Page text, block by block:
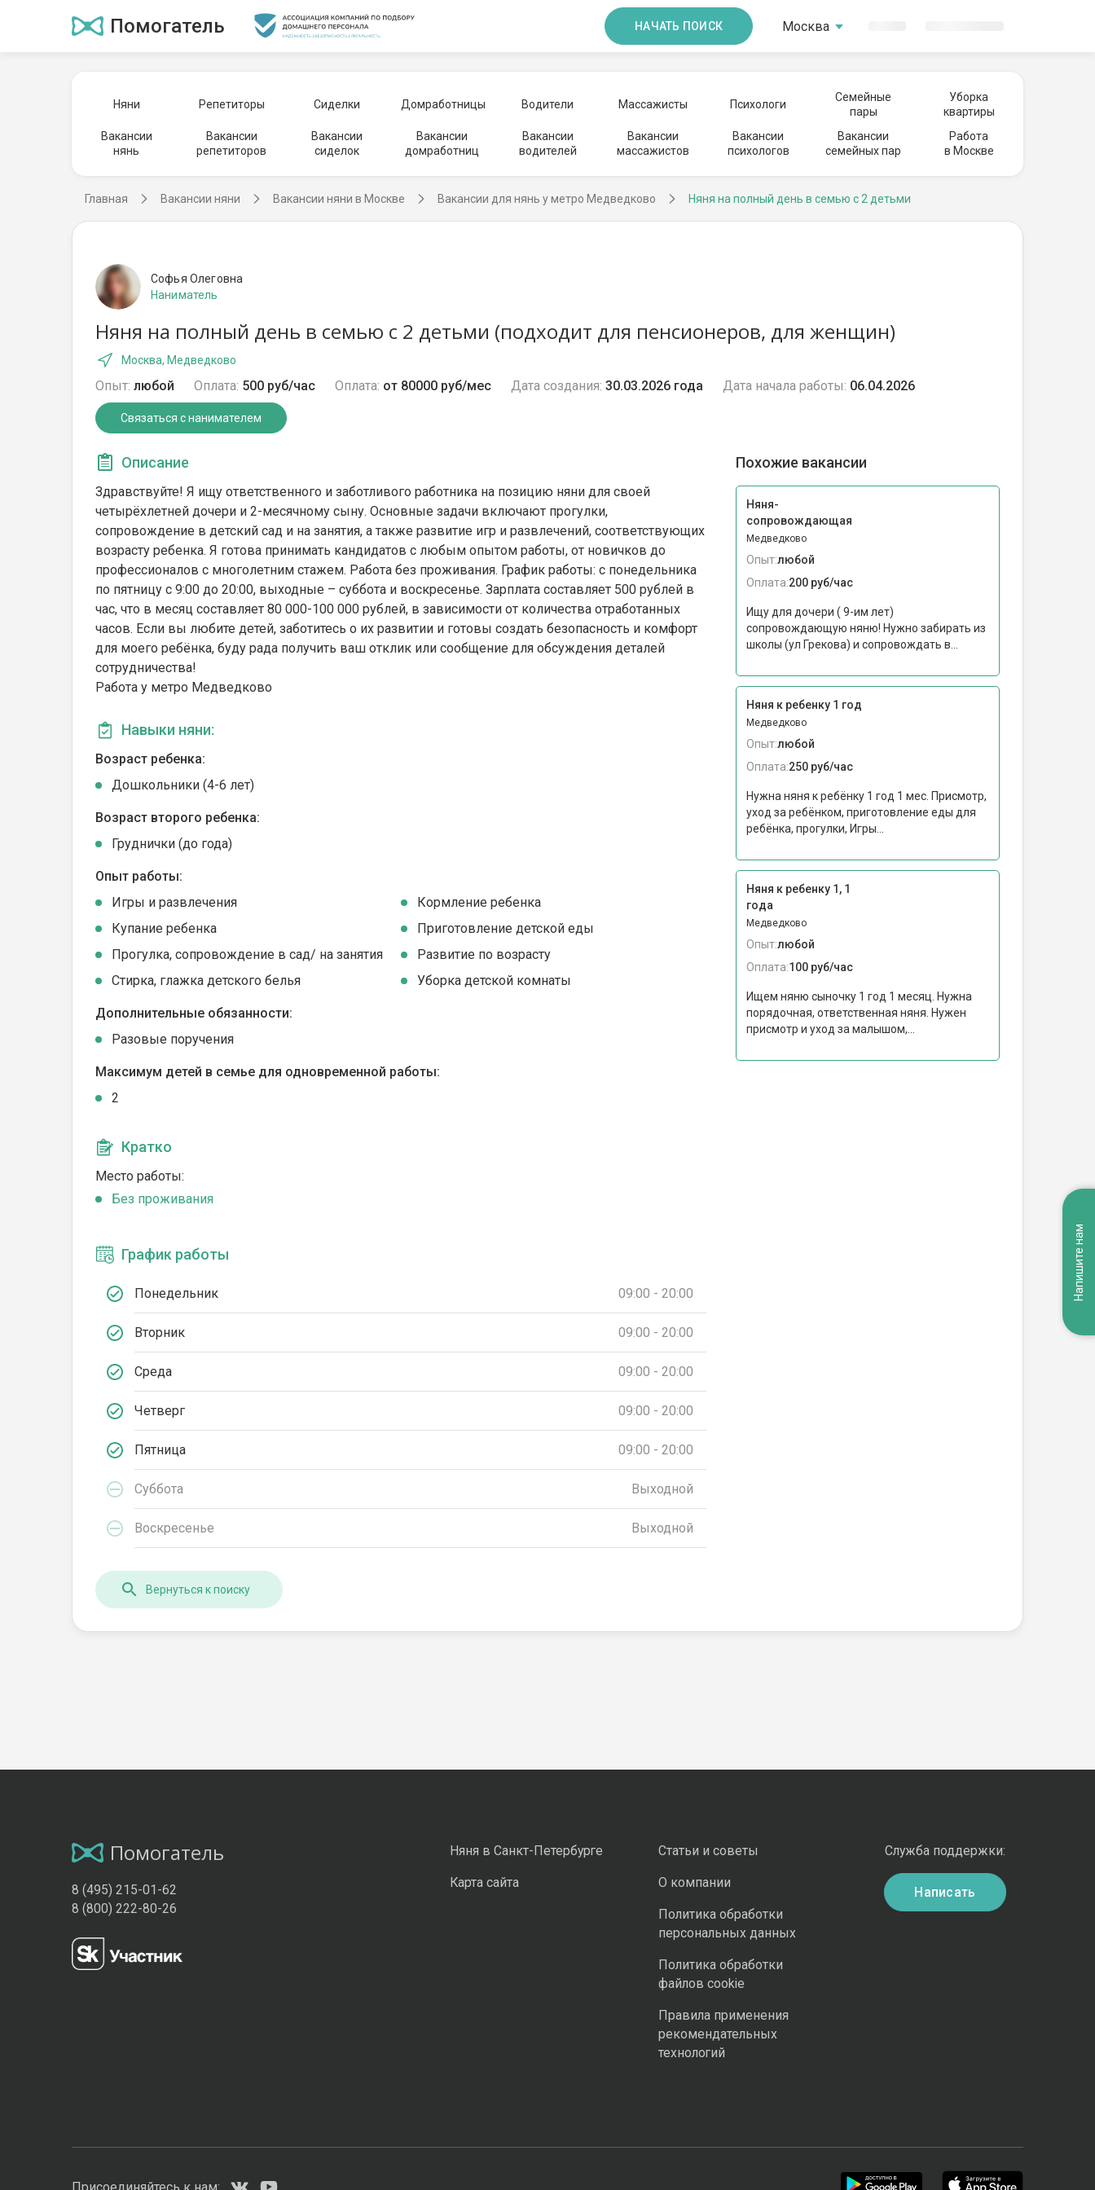
Помогатель НАЧАТЬ ПОИСК Москва
Няни Репетиторы Сиделки Домработницы Водители Массажисты Психологи
Семейные
пары
Уборка
квартиры
Вакансии
нянь
Вакансии
репетиторов
Вакансии
сиделок
Вакансии
домработниц
Вакансии
водителей
Вакансии
массажистов
Вакансии
психологов
Вакансии
семейных пар
Работа
в Москве
Главная Вакансии няни Вакансии няни в Москве Вакансии для нянь у метро Медведково Няня на полный день в семью с 2 детьми
Софья Олеговна
Наниматель
Няня на полный день в семью с 2 детьми (подходит для пенсионеров, для женщин)
Москва, Медведково
Опыт: любой Оплата: 500 руб/час Оплата: от 80000 руб/мес Дата создания: 30.03.2026 года Дата начала работы: 06.04.2026
Связаться с нанимателем
Описание
Здравствуйте! Я ищу ответственного и заботливого работника на позицию няни для своей
четырёхлетней дочери и 2-месячному сыну. Основные задачи включают прогулки,
сопровождение в детский сад и на занятия, а также развитие игр и развлечений, соответствующих
возрасту ребенка. Я готова принимать кандидатов с любым опытом работы, от новичков до
профессионалов с многолетним стажем. Работа без проживания. График работы: с понедельника
по пятницу с 9:00 до 20:00, выходные – суббота и воскресенье. Зарплата составляет 500 рублей в
час, что в месяц составляет 80 000-100 000 рублей, в зависимости от количества отработанных
часов. Если вы любите детей, заботитесь о их развитии и готовы создать безопасность и комфорт
для моего ребёнка, буду рада получить ваш отклик или сообщение для обсуждения деталей
сотрудничества!
Работа у метро Медведково
Навыки няни:
Возраст ребенка:
Дошкольники (4-6 лет)
Возраст второго ребенка:
Груднички (до года)
Опыт работы:
Игры и развлечения
Кормление ребенка
Купание ребенка
Приготовление детской еды
Прогулка, сопровождение в сад/ на занятия
Развитие по возрасту
Стирка, глажка детского белья
Уборка детской комнаты
Дополнительные обязанности:
Разовые поручения
Максимум детей в семье для одновременной работы:
2
Кратко
Место работы:
Без проживания
График работы
Понедельник 09:00 - 20:00
Вторник 09:00 - 20:00
Среда 09:00 - 20:00
Четверг 09:00 - 20:00
Пятница 09:00 - 20:00
Суббота Выходной
Воскресенье Выходной
Похожие вакансии
Няня-
сопровождающая
Медведково
Опыт:любой
Оплата:200 руб/час
Ищу для дочери ( 9-им лет)
сопровождающую няню! Нужно забирать из
школы (ул Грекова) и сопровождать в...
Няня к ребенку 1 год
Медведково
Опыт:любой
Оплата:250 руб/час
Нужна няня к ребёнку 1 год 1 мес. Присмотр,
уход за ребёнком, приготовление еды для
ребёнка, прогулки, Игры...
Няня к ребенку 1, 1
года
Медведково
Опыт:любой
Оплата:100 руб/час
Ищем няню сыночку 1 год 1 месяц. Нужна
порядочная, ответственная няня. Нужен
присмотр и уход за малышом,...
Вернуться к поиску
Помогатель
8 (495) 215-01-62
8 (800) 222-80-26
Няня в Санкт-Петербурге
Карта сайта
Статьи и советы
О компании
Политика обработки
персональных данных
Политика обработки
файлов cookie
Правила применения
рекомендательных
технологий
Служба поддержки:
Написать
Присоединяйтесь к нам:
Напишите нам